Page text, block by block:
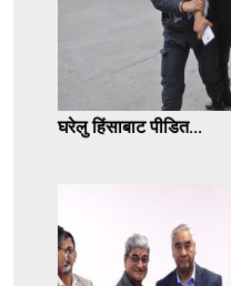
घरेलु हिंसाबाट पीडित...